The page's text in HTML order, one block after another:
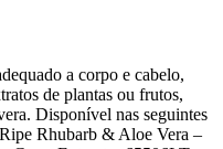
a corpo e cabelo,
de plantas ou frutos,
Disponível nas seguintes
Rhubarb & Aloe Vera –